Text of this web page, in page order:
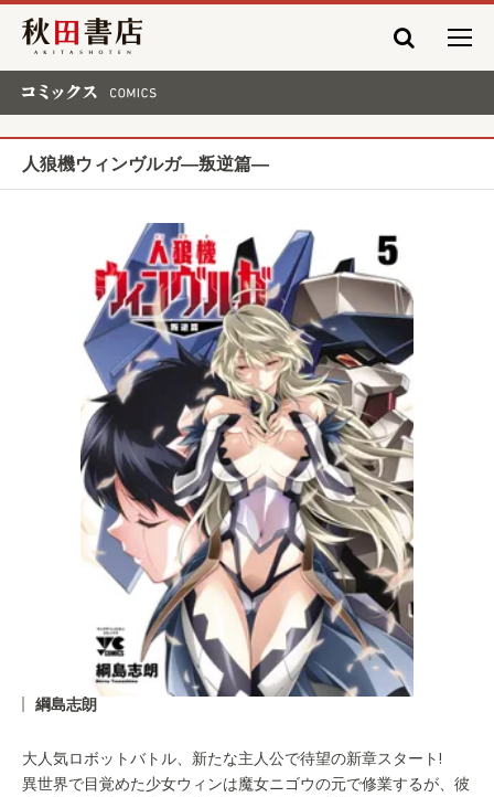
秋田書店
人狼機ウィンヴルガ―叛逆篇―
綱島志朗
大人気ロボットバトル、新たな主人公で待望の新章スタート!
異世界で目覚めた少女ウィンは魔女ニゴウの元で修業するが、彼